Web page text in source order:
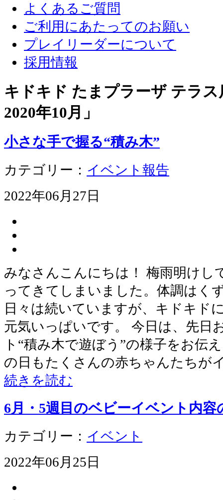
よくあるご質問
ご利用にあたってのお願い
プレイリーダーについて
採用情報
キドキド たまプラーザ テラ
2020年10月 」
小さな手で握る“積み木”
カテゴリー： イベント報告
2022年06月27日
みなさんこんにちは！ 梅雨明けし
ってきてしまいました。体調はく
日々は続いていますが、キドキド
元気いっぱいです。 今日は、先日
ト“積み木で遊ぼう”の様子をお伝
の日もたくさんの赤ちゃんたちが
続きを読む
6月・5週目のベビーイベント内容
カテゴリー： イベント
2022年06月25日